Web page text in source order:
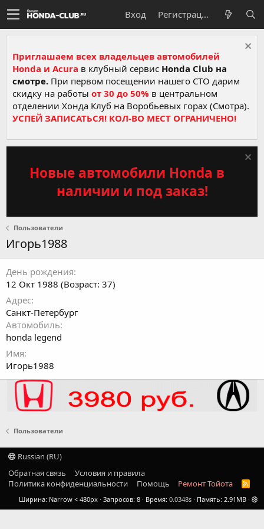
Вход Регистрация
Приглашаем всех владельцев автомобилей
Honda и Acura в клубный сервис Honda Club на
смотре. При первом посещении нашего СТО дарим
скидку на работы от 30 до 50% в центральном
отделении Хонда Клуб на Воробьевых горах (Смотра).
УСПЕЙ ЗАПИСАТЬСЯ! КОЛ-ВО МЕСТ ОГРАНИЧЕНО!
Новые автомобили Honda в
наличии и под заказ!
Пользователи
Игорь1988
День рождения
12 Окт 1988 (Возраст: 37)
Адрес
Санкт-Петербург
Автомобиль
honda legend
Имя
Игорь1988
Пользователи
Russian (RU)
Обратная связь
Условия и правила
Политика конфиденциальности
Помощь Ремонт Тойота
R
S
S
Ширина Запросов 8 Время 0.0348s Память 2.91MB